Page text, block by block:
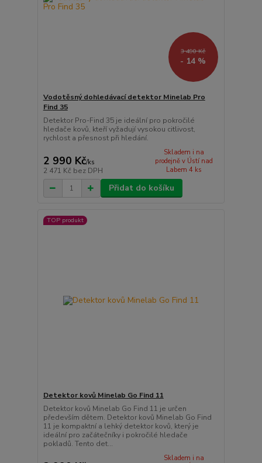
3 490 Kč
- 14 %
Vodotěsný dohledávací detektor Minelab Pro
Find 35
Detektor Pro-Find 35 je ideální pro pokročilé
hledače kovů, kteří vyžadují vysokou citlivost,
rychlost a přesnost při hledání.
2 990 Kč/ks
2 471 Kč bez DPH
Skladem i na
prodejně v Ústí nad
Labem 4 ks
Přidat do košíku
TOP produkt
Detektor kovů Minelab Go Find 11
Detektor kovů Minelab Go Find 11 je určen
především dětem. Detektor kovů Minelab Go Find
11 je kompaktní a lehký detektor kovů, který je
ideální pro začátečníky i pokročilé hledače
pokladů. Tento det...
Skladem i na